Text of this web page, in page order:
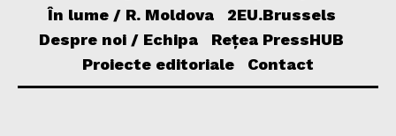
În lume / R. Moldova
2EU.Brussels
Despre noi / Echipa
Rețea PressHUB
Proiecte editoriale
Contact